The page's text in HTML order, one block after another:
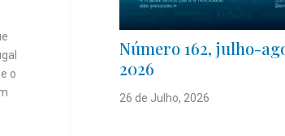
o
Número 162, julho-
2026
26 de Julho, 2026